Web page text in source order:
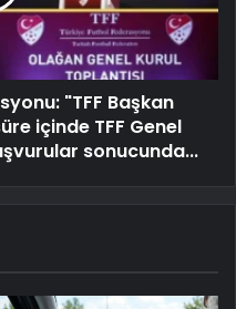
"TFF Başkan
içinde TFF Genel
sonucunda...